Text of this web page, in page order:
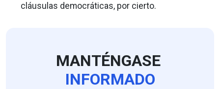
cláusulas democráticas, por cierto.
MANTÉNGASE
INFORMADO